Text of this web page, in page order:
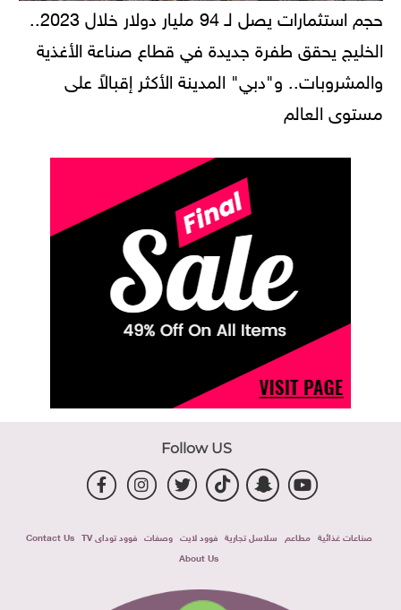
حجم استثمارات يصل لـ 94 مليار دولار خلال 2023..
الخليج يحقق طفرة جديدة في قطاع صناعة الأغذية
والمشروبات.. و"دبي" المدينة الأكثر إقبالاً على
مستوى العالم
Follow US
صناعات غذائية مطاعم سلاسل تجارية فوود لايت وصفات فوود توداى TV
Contact Us
About Us